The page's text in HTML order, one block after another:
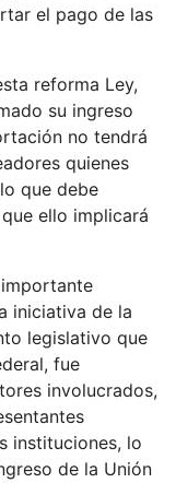
el pago de las
reforma Ley,
su ingreso
no tendrá
quienes
que debe
ello implicará
iniciativa de la
legislativo que
fue
involucrados,
instituciones, lo
de la Unión